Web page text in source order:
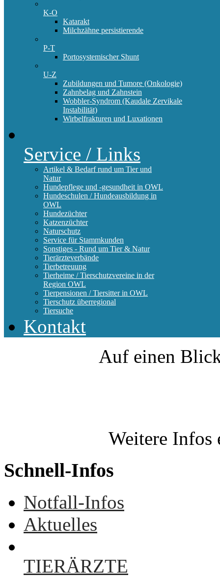
K-O
Katarakt
Milchzähne persistierende
P-T
Portosystemischer Shunt
U-Z
Zubildungen und Tumore (Onkologie)
Zahnbelag und Zahnstein
Wobbler-Syndrom (Kaudale Zervikale
Instabilität)
Wirbelfrakturen und Luxationen
Service / Links
Artikel & Bedarf rund um Tier und
Natur
Hundepflege und -gesundheit in OWL
Hundeschulen / Hundeausbildung in
OWL
Hundezüchter
Katzenzüchter
Naturschutz
Service für Stammkunden
Sonstiges - Rund um Tier & Natur
Tierärzteverbände
Tierbetreuung
Tierheime / Tierschutzvereine in der
Region OWL
Tierpensionen / Tiersitter in OWL
Tierschutz überregional
Tiersuche
Kontakt
Auf einen
Weitere Infos
Schnell-Infos
Notfall-Infos
Aktuelles
TIERÄRZTE